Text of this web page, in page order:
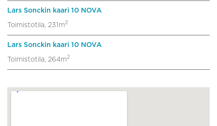
Lars Sonckin kaari 10 NOVA
Toimistotila, 231m2
Lars Sonckin kaari 10 NOVA
Toimistotila, 264m2